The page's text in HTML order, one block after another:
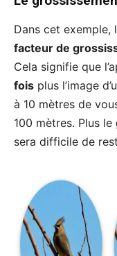
Dans cet exemple,
facteur de
Cela signifie que
fois plus l’image
à 10 mètres de
100 mètres. Plus le
sera difficile de